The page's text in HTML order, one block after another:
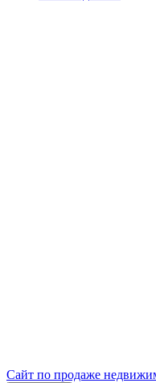
Сайт по продаже